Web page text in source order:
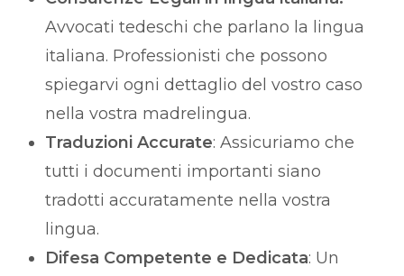
Avvocati tedeschi che parlano la lingua
italiana. Professionisti che possono
spiegarvi ogni dettaglio del vostro caso
nella vostra madrelingua.
Traduzioni Accurate: Assicuriamo che
tutti i documenti importanti siano
tradotti accuratamente nella vostra
lingua.
Difesa Competente e Dedicata: Un